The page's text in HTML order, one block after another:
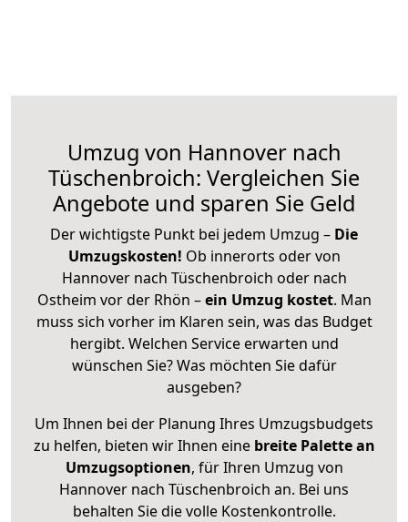
Umzug von Hannover nach
Tüschenbroich: Vergleichen Sie
Angebote und sparen Sie Geld
Der wichtigste Punkt bei jedem Umzug – Die
Umzugskosten! Ob innerorts oder von
Hannover nach Tüschenbroich oder nach
Ostheim vor der Rhön –ein Umzug kostet. Man
muss sich vorher im Klaren sein, was das Budget
hergibt. Welchen Service erwarten und
wünschen Sie? Was möchten Sie dafür
ausgeben?
Um Ihnen bei der Planung Ihres Umzugsbudgets
zu helfen, bieten wir Ihnen eine breite Palette an
Umzugsoptionen, für Ihren Umzug von
Hannover nach Tüschenbroich an. Bei uns
behalten Sie die volle Kostenkontrolle.